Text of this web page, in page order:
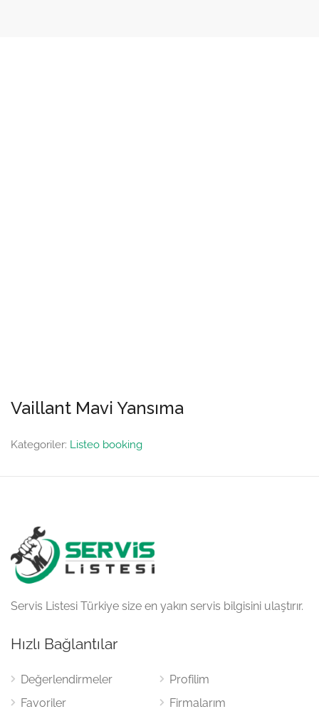
Vaillant Mavi Yansıma
Kategoriler: Listeo booking
Servis Listesi Türkiye size en yakın servis bilgisini ulaştırır.
Hızlı Bağlantılar
Değerlendirmeler
Favoriler
Profilim
Firmalarım